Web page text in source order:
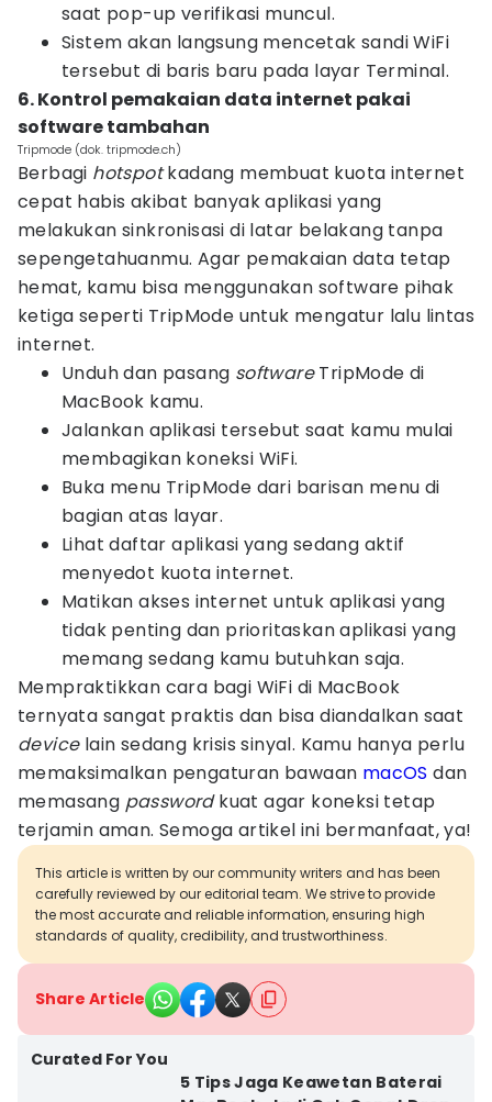
saat pop-up verifikasi muncul.
Sistem akan langsung mencetak sandi WiFi
tersebut di baris baru pada layar Terminal.
6. Kontrol pemakaian data internet pakai
software tambahan
Tripmode (dok. tripmode.ch)
Berbagi hotspotkadang membuat kuota internet
cepat habis akibat banyak aplikasi yang
melakukan sinkronisasi di latar belakang tanpa
sepengetahuanmu. Agar pemakaian data tetap
hemat, kamu bisa menggunakan software pihak
ketiga seperti TripMode untuk mengatur lalu lintas
internet.
Unduh dan pasang softwareTripMode di
MacBook kamu.
Jalankan aplikasi tersebut saat kamu mulai
membagikan koneksi WiFi.
Buka menu TripMode dari barisan menu di
bagian atas layar.
Lihat daftar aplikasi yang sedang aktif
menyedot kuota internet.
Matikan akses internet untuk aplikasi yang
tidak penting dan prioritaskan aplikasi yang
memang sedang kamu butuhkan saja.
Mempraktikkan cara bagi WiFi di MacBook
ternyata sangat praktis dan bisa diandalkan saat
devicelain sedang krisis sinyal. Kamu hanya perlu
memaksimalkan pengaturan bawaan macOS dan
memasang passwordkuat agar koneksi tetap
terjamin aman. Semoga artikel ini bermanfaat, ya!
This article is written by our community writers and has been
carefully reviewed by our editorial team. We strive to provide
the most accurate and reliable information, ensuring high
standards of quality, credibility, and trustworthiness.
Share Article
Curated For You
5 Tips Jaga Keawetan Baterai